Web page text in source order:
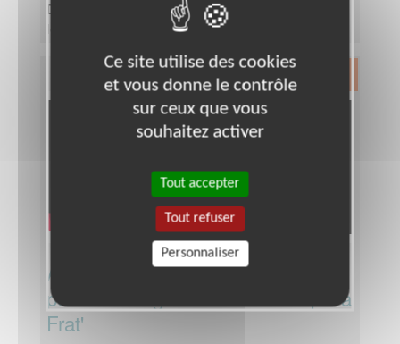
Disponibilité demandée :
une après midi par mois
le dernier jeudi du mois de 14h à 16h30
Accompagner en voiture des
personnes âgées vers la Baraque à
Frat'
Ce site utilise des cookies
et vous donne le contrôle
sur ceux que vous
souhaitez activer
Tout accepter
Tout refuser
Personnaliser